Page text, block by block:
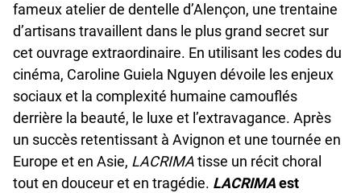
fameux atelier de dentelle d’Alençon, une trentaine
d’artisans travaillent dans le plus grand secret sur
cet ouvrage extraordinaire. En utilisant les codes du
cinéma, Caroline Guiela Nguyen dévoile les enjeux
sociaux et la complexité humaine camouflés
derrière la beauté, le luxe et l’extravagance. Après
un succès retentissant à Avignon et une tournée en
Europe et en Asie, LACRIMAtisse un récit choral
tout en douceur et en tragédie. LACRIMAest